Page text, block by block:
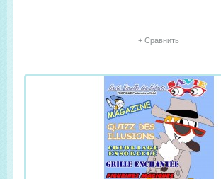
+ Сравнить